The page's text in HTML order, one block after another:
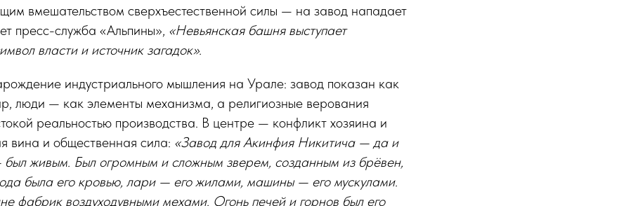
вмешательством сверхъестественной силы — на завод нападает
пресс-служба «Альпины», «Невьянская башня выступает
власти и источник загадок».
индустриального мышления на Урале: завод показан как
люди — как элементы механизма, а религиозные верования
реальностью производства. В центре — конфликт хозяина и
вина и общественная сила: «Завод для Акинфия Никитича — да и
был живым. Был огромным и сложным зверем, созданным из брёвен,
была его кровью, лари — его жилами, машины — его мускулами.
фабрик воздуходувными мехами. Огонь печей и горнов был его